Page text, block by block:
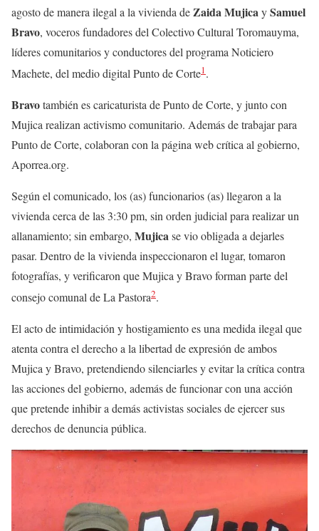
agosto de manera ilegal a la vivienda deZaida MujicaySamuel
Bravo, voceros fundadores del Colectivo Cultural Toromauyma,
líderes comunitarios y conductores del programa Noticiero
Machete, del medio digital Punto de Corte1.
Bravotambién es caricaturista de Punto de Corte, y junto con
Mujica realizan activismo comunitario. Además de trabajar para
Punto de Corte, colaboran con la página web crítica al gobierno,
Aporrea.org.
Según el comunicado, los (as) funcionarios (as) llegaron a la
vivienda cerca de las 3:30 pm, sin orden judicial para realizar un
allanamiento; sin embargo, Mujicase vio obligada a dejarles
pasar. Dentro de la vivienda inspeccionaron el lugar, tomaron
fotografías, y verificaron que Mujica y Bravo forman parte del
consejo comunal de La Pastora2.
El acto de intimidación y hostigamiento es una medida ilegal que
atenta contra el derecho a la libertad de expresión de ambos
Mujica y Bravo, pretendiendo silenciarles y evitar la crítica contra
las acciones del gobierno, además de funcionar con una acción
que pretende inhibir a demás activistas sociales de ejercer sus
derechos de denuncia pública.